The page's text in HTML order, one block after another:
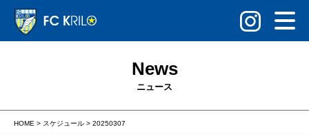
News
ニュース
HOME > スケジュール > 20250307